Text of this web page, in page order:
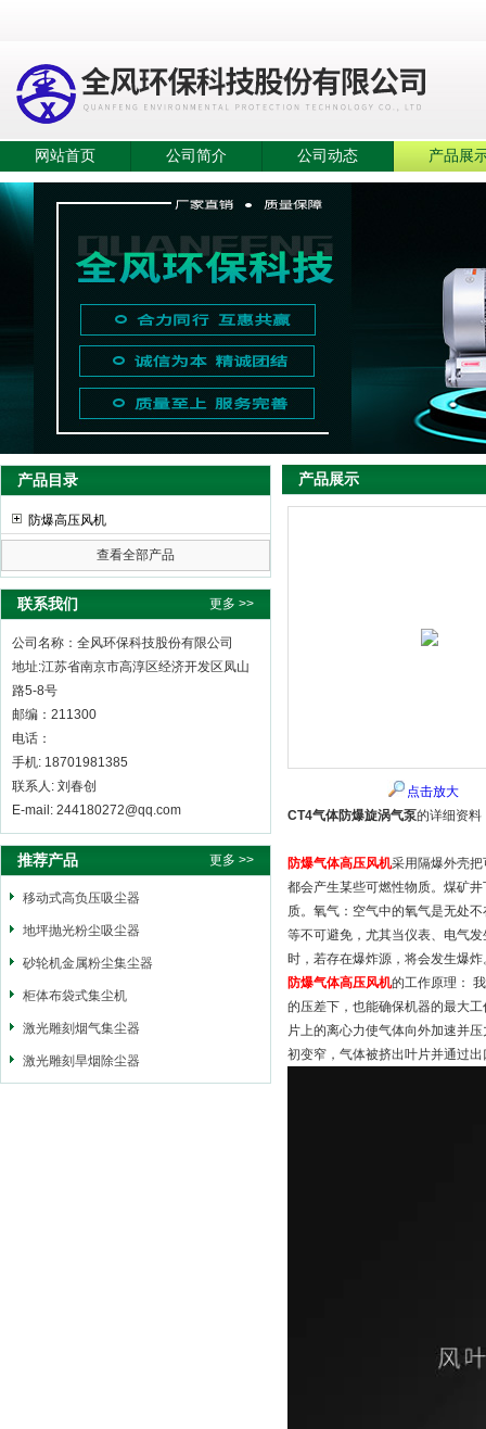
网站首页 公司简介 公司动态 产品展
产品目录
防爆高压风机
查看全部产品
联系我们 更多 >>
公司名称：全风环保科技股份有限公司
地址:江苏省南京市高淳区经济开发区凤山
路5-8号
邮编：211300
电话：
手机: 18701981385
联系人: 刘春创
E-mail: 244180272@qq.com
推荐产品 更多 >>
移动式高负压吸尘器
地坪抛光粉尘吸尘器
砂轮机金属粉尘集尘器
柜体布袋式集尘机
激光雕刻烟气集尘器
激光雕刻旱烟除尘器
产品展示
点击放大
CT4气体防爆旋涡气泵的详细资料
防爆气体高压风机采用隔爆外壳
都会产生某些可燃性物质。煤矿
质。氧气：空气中的氧气是无处
等不可避免，尤其当仪表、电气
时，若存在爆炸源，将会发生爆
防爆气体高压风机的工作原理：
的压差下，也能确保机器的最大
片上的离心力使气体向外加速并
初变窄，气体被挤出叶片并通过